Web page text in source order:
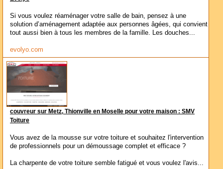
Si vous voulez réaménager votre salle de bain, pensez à une
solution d’aménagement adaptée aux personnes âgées, qui convient
tout aussi bien à tous les membres de la famille. Les douches...
evolyo.com
couvreur sur Metz, Thionville en Moselle pour votre maison : SMV
Toiture
Vous avez de la mousse sur votre toiture et souhaitez l'intervention
de professionnels pour un démoussage complet et efficace ?
La charpente de votre toiture semble fatigué et vous voulez l'avis...